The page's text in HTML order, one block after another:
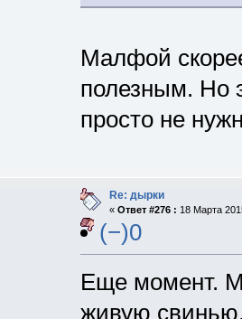
Малфой
полезным. Но
просто не
Re: дырки
« Ответ #276 : 18 Марта
(−)0
Еще момент.
живую